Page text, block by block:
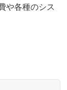
や各種のシス